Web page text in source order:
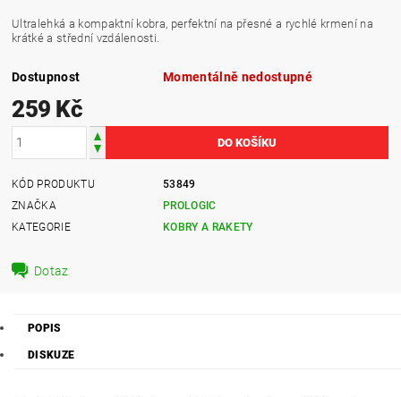
Ultralehká a kompaktní kobra, perfektní na přesné a rychlé krmení na
krátké a střední vzdálenosti.
Dostupnost Momentálně nedostupné
259 Kč
KÓD PRODUKTU
53849
ZNAČKA
PROLOGIC
KATEGORIE
KOBRY A RAKETY
Dotaz
POPIS
DISKUZE